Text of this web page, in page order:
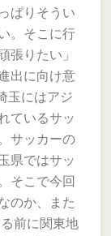
ぱりそうい
。そこに行
張りたい」
出に向け意
玉にはアジ
ているサッ
サッカーの
県ではサッ
そこで今回
のか、また
前に関東地